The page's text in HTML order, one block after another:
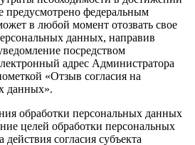
предусмотрено федеральным
в любой момент отозвать свое
данных, направив
посредством
адрес Администратора
«Отзыв согласия на
данных».
обработки персональных данных
целей обработки персональных
согласия субъекта